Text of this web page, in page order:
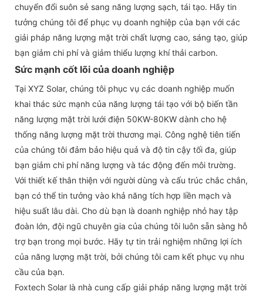
chuyển đổi suôn sẻ sang năng lượng sạch, tái tạo. Hãy tin
tưởng chúng tôi để phục vụ doanh nghiệp của bạn với các
giải pháp năng lượng mặt trời chất lượng cao, sáng tạo, giúp
bạn giảm chi phí và giảm thiểu lượng khí thải carbon.
Sức mạnh cốt lõi của doanh nghiệp
Tại XYZ Solar, chúng tôi phục vụ các doanh nghiệp muốn
khai thác sức mạnh của năng lượng tái tạo với bộ biến tần
năng lượng mặt trời lưới điện 50KW-80KW dành cho hệ
thống năng lượng mặt trời thương mại. Công nghệ tiên tiến
của chúng tôi đảm bảo hiệu quả và độ tin cậy tối đa, giúp
bạn giảm chi phí năng lượng và tác động đến môi trường.
Với thiết kế thân thiện với người dùng và cấu trúc chắc chắn,
bạn có thể tin tưởng vào khả năng tích hợp liền mạch và
hiệu suất lâu dài. Cho dù bạn là doanh nghiệp nhỏ hay tập
đoàn lớn, đội ngũ chuyên gia của chúng tôi luôn sẵn sàng hỗ
trợ bạn trong mọi bước. Hãy tự tin trải nghiệm những lợi ích
của năng lượng mặt trời, bởi chúng tôi cam kết phục vụ nhu
cầu của bạn.
Foxtech Solar là nhà cung cấp giải pháp năng lượng mặt trời